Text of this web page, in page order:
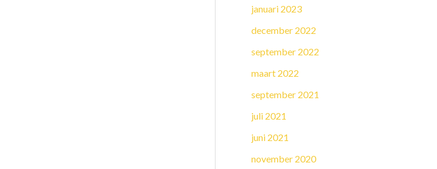
januari 2023
december 2022
september 2022
maart 2022
september 2021
juli 2021
juni 2021
november 2020